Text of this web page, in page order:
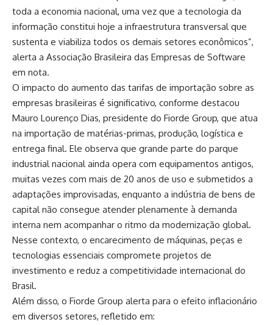
toda a economia nacional, uma vez que a tecnologia da
informação constitui hoje a infraestrutura transversal que
sustenta e viabiliza todos os demais setores econômicos”,
alerta a Associação Brasileira das Empresas de Software
em nota.
O impacto do aumento das tarifas de importação sobre as
empresas brasileiras é significativo, conforme destacou
Mauro Lourenço Dias, presidente do Fiorde Group, que atua
na importação de matérias-primas, produção, logística e
entrega final. Ele observa que grande parte do parque
industrial nacional ainda opera com equipamentos antigos,
muitas vezes com mais de 20 anos de uso e submetidos a
adaptações improvisadas, enquanto a indústria de bens de
capital não consegue atender plenamente à demanda
interna nem acompanhar o ritmo da modernização global.
Nesse contexto, o encarecimento de máquinas, peças e
tecnologias essenciais compromete projetos de
investimento e reduz a competitividade internacional do
Brasil.
Além disso, o Fiorde Group alerta para o efeito inflacionário
em diversos setores, refletido em: